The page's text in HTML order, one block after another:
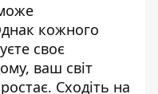
кожного
своє
ваш світ
Сходіть на